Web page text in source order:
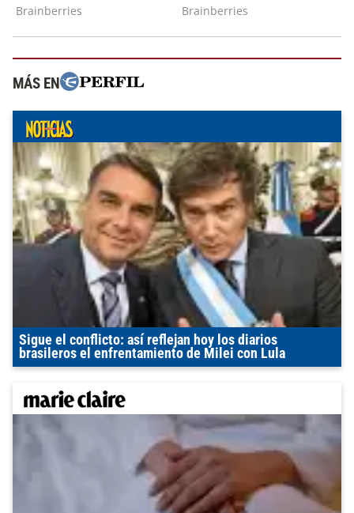
MÁS EN
Sigue el conflicto: así reflejan hoy los diarios
brasileros el enfrentamiento de Milei con Lula